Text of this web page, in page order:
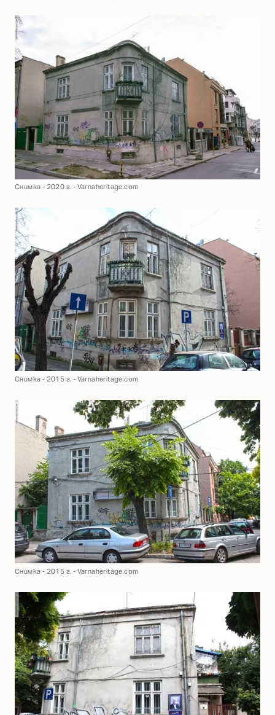
Снимка - 2020 г. - Varnaheritage.com
Снимка - 2015 г. - Varnaheritage.com
Снимка - 2015 г. - Varnaheritage.com